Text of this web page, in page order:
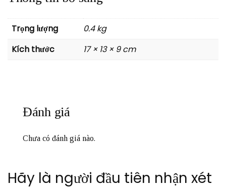
Trọng lượng
0.4 kg
Kích thước
17 × 13 × 9 cm
Đánh giá
Chưa có đánh giá nào.
Hãy là người đầu tiên nhận xét